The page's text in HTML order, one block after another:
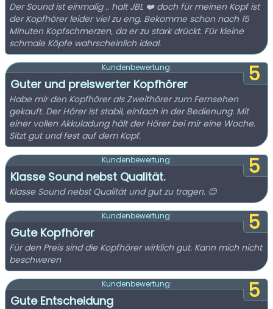
Der Sound ist einmalig .. halt JBL ❤️ doch für meinen Kopf ist
der Kopfhörer leider viel zu eng. Bekomme schon nach 15
Minuten Kopfschmerzen, da er zu stark drückt. Für kleine
schmale Köpfe wahrscheinlich ideal.
5
Kundenbewertung:
Guter und preiswerter Kopfhörer
Habe mir den Kopfhörer als Zweithörer zum Fernsehen
gekauft. Der Hörer ist stabil, einfach in der Bedienung. Mit
einer vollen Akkuladung hält der Hörer bei mir eine Woche.
Sitzt gut und fest auf dem Kopf.
5
Kundenbewertung:
Klasse Sound nebst Qualität.
Klasse Sound nebst Qualität und gut zu tragen. 😊
5
Kundenbewertung:
Gute Kopfhörer
Für den Preis sind die Kopfhörer wirklich gut. Kann mich nicht
beschweren
5
Kundenbewertung:
Gute Entscheidung